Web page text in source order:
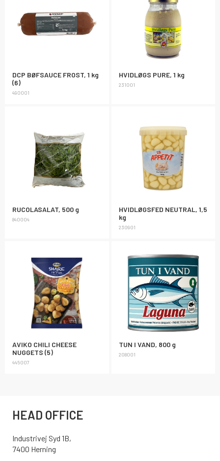
DCP BØFSAUCE FROST, 1 kg
(6)
490001
HVIDLØGS PURE, 1 kg
231001
RUCOLASALAT, 500 g
840004
HVIDLØGSFED NEUTRAL, 1,5
kg
230901
AVIKO CHILI CHEESE
NUGGETS (5)
445007
TUN I VAND, 800 g
208001
HEAD OFFICE
Industrivej Syd 1B,
7400 Herning